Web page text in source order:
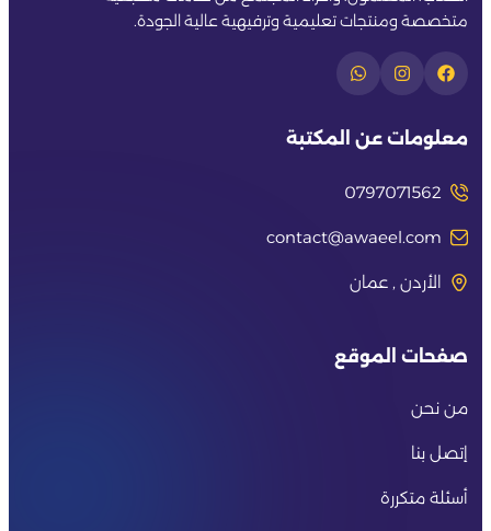
متخصصة ومنتجات تعليمية وترفيهية عالية الجودة.
معلومات عن المكتبة
0797071562
contact@awaeel.com
الأردن , عمان
صفحات الموقع
من نحن
إتصل بنا
أسئلة متكررة